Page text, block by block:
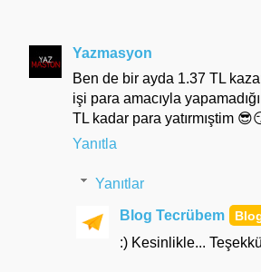
Yazmasyon
Ben de bir ayda 1.37 TL
işi para amacıyla
TL kadar para yatırmıştim
Yanıtla
Yanıtlar
Blog Tecrübem
:) Kesinlikle...